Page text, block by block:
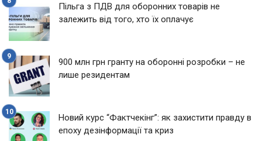
Пільга з ПДВ для оборонних товарів не
залежить від того, хто їх оплачує
900 млн грн гранту на оборонні розробки – не
лише резидентам
Новий курс “Фактчекінг”: як захистити правду в
епоху дезінформації та криз